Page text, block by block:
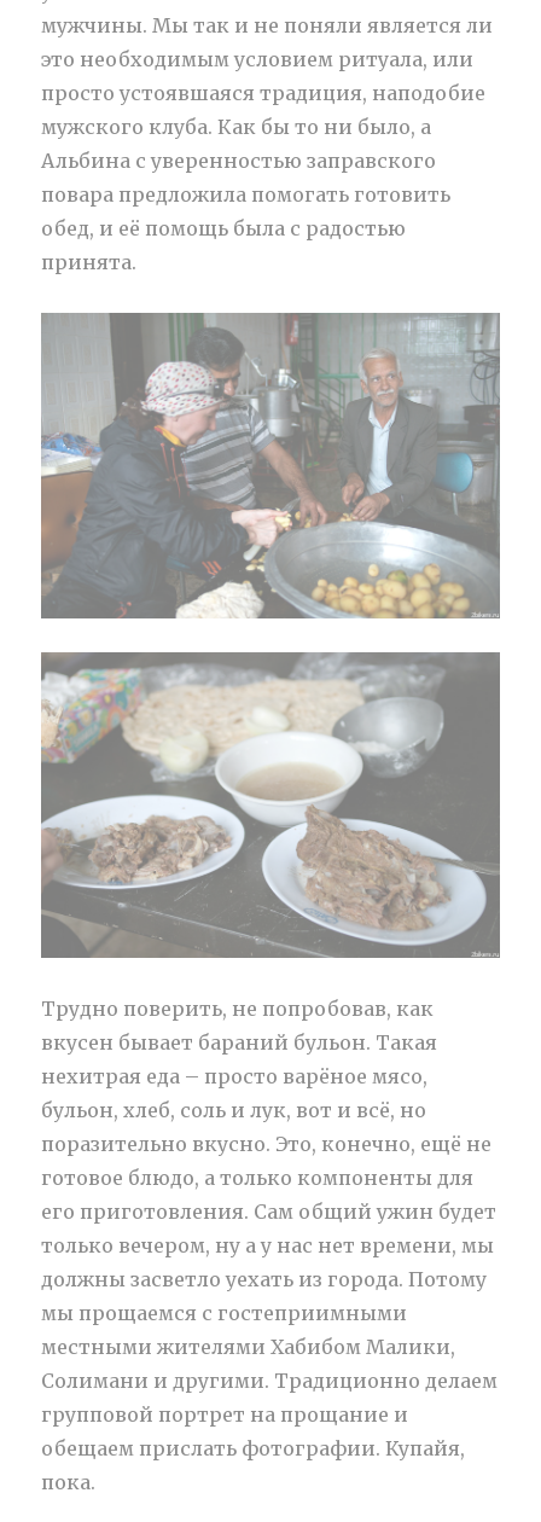
мужчины. Мы так и не поняли является ли
это необходимым условием ритуала, или
просто устоявшаяся традиция, наподобие
мужского клуба. Как бы то ни было, а
Альбина с уверенностью заправского
повара предложила помогать готовить
обед, и её помощь была с радостью
принята.
Трудно поверить, не попробовав, как
вкусен бывает бараний бульон. Такая
нехитрая еда – просто варёное мясо,
бульон, хлеб, соль и лук, вот и всё, но
поразительно вкусно. Это, конечно, ещё не
готовое блюдо, а только компоненты для
его приготовления. Сам общий ужин будет
только вечером, ну а у нас нет времени, мы
должны засветло уехать из города. Потому
мы прощаемся с гостеприимными
местными жителями Хабибом Малики,
Солимани и другими. Традиционно делаем
групповой портрет на прощание и
обещаем прислать фотографии. Купайя,
пока.